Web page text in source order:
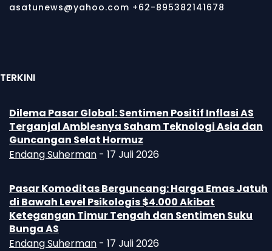
asatunews@yahoo.com +62-895382141678
TERKINI
Dilema Pasar Global: Sentimen Positif Inflasi AS
Terganjal Amblesnya Saham Teknologi Asia dan
Guncangan Selat Hormuz
Endang Suherman - 17 Juli 2026
Pasar Komoditas Berguncang: Harga Emas Jatuh
di Bawah Level Psikologis $4.000 Akibat
Ketegangan Timur Tengah dan Sentimen Suku
Bunga AS
Endang Suherman - 17 Juli 2026